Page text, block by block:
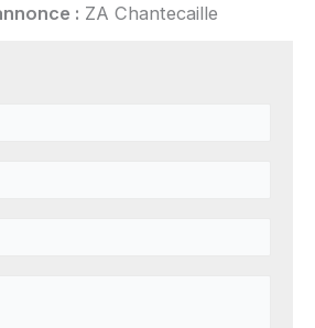
: ZA Chantecaille